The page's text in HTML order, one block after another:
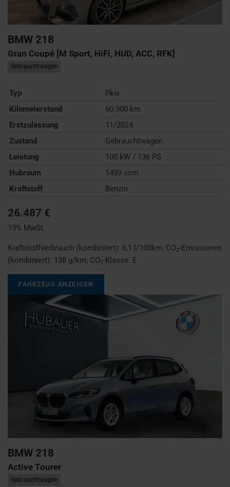
BMW 218
Gran Coupé [M Sport, HiFi, HUD, ACC, RFK]
Gebrauchtwagen
Typ
Pkw
Kilometerstand
60.900 km
Erstzulassung
11/2024
Zustand
Gebrauchtwagen
Leistung
100 kW / 136 PS
Hubraum
1499 ccm
Kraftstoff
Benzin
26.487 €
19% MwSt.
Kraftstoffverbrauch (kombiniert): 6,1 l/100km; CO2-Emissionen
(kombiniert): 138 g/km; CO2-Klasse: E
FAHRZEUG ANZEIGEN
BMW 218
Active Tourer
Gebrauchtwagen